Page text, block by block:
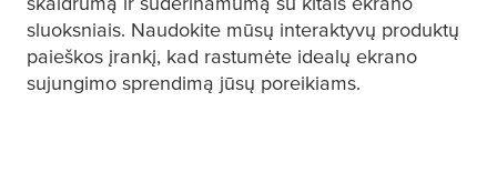
sluoksniais. Naudokite mūsų interaktyvų produktų
paieškos įrankį, kad rastumėte idealų ekrano
sujungimo sprendimą jūsų poreikiams.